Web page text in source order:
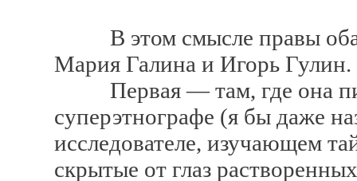
В этом смысле правы оба
Мария Галина и Игорь Гулин.
Первая — там, где она
суперэтнографе (я бы даже
исследователе, изучающем
скрытые от глаз